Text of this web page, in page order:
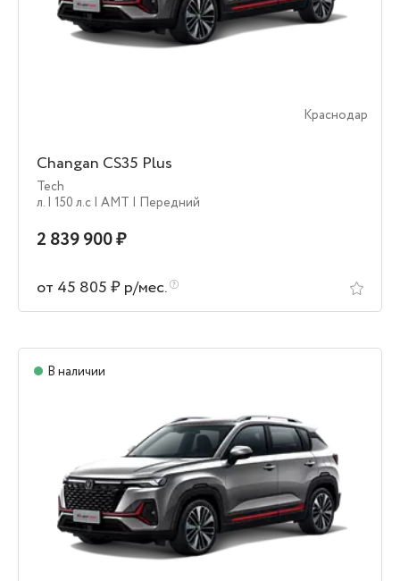
Краснодар
Changan CS35 Plus
Tech
л. | 150 л.c | AMT | Передний
2 839 900 ₽
от 45 805 ₽ р/мес.
В наличии